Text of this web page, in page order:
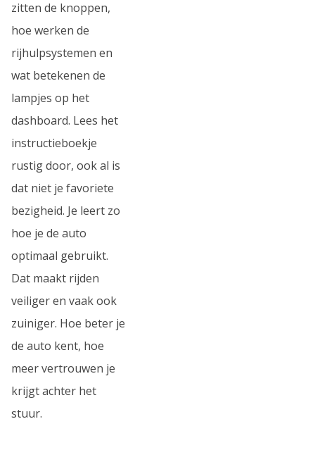
zitten de knoppen,
hoe werken de
rijhulpsystemen en
wat betekenen de
lampjes op het
dashboard. Lees het
instructieboekje
rustig door, ook al is
dat niet je favoriete
bezigheid. Je leert zo
hoe je de auto
optimaal gebruikt.
Dat maakt rijden
veiliger en vaak ook
zuiniger. Hoe beter je
de auto kent, hoe
meer vertrouwen je
krijgt achter het
stuur.